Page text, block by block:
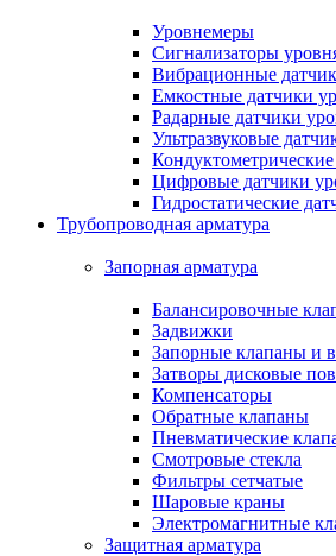
Уровнемеры
Сигнализаторы
Вибрационные
Емкостные датчики
Радарные датчики
Ультразвуковые
Цифровые датчики
Гидростатические
Трубопроводная арматура
Запорная арматура
Балансировочные
Задвижки
Запорные клапаны и
Затворы дисковые
Компенсаторы
Обратные клапаны
Пневматические
Смотровые стекла
Фильтры сетчатые
Шаровые краны
Электромагнитные
Защитная арматура